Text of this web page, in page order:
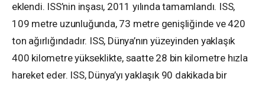
eklendi. ISS’nin inşası, 2011 yılında tamamlandı. ISS,
109 metre uzunluğunda, 73 metre genişliğinde ve 420
ton ağırlığındadır. ISS, Dünya’nın yüzeyinden yaklaşık
400 kilometre yükseklikte, saatte 28 bin kilometre hızla
hareket eder. ISS, Dünya’yı yaklaşık 90 dakikada bir